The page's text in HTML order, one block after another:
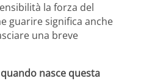
la forza del
guarire significa anche
una breve
nasce questa